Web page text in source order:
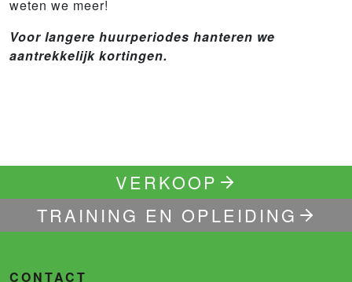
weten we meer!
Voor langere huurperiodes hanteren we
aantrekkelijk kortingen.
VERKOOP
TRAINING EN OPLEIDING
CONTACT